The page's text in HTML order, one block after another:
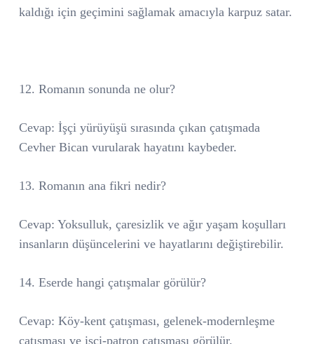
kaldığı için geçimini sağlamak amacıyla karpuz satar.
12. Romanın sonunda ne olur?
Cevap: İşçi yürüyüşü sırasında çıkan çatışmada
Cevher Bican vurularak hayatını kaybeder.
13. Romanın ana fikri nedir?
Cevap: Yoksulluk, çaresizlik ve ağır yaşam koşulları
insanların düşüncelerini ve hayatlarını değiştirebilir.
14. Eserde hangi çatışmalar görülür?
Cevap: Köy-kent çatışması, gelenek-modernleşme
çatışması ve işçi-patron çatışması görülür.